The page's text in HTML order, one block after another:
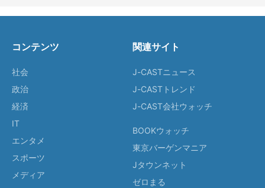
コンテンツ
社会
政治
経済
IT
エンタメ
スポーツ
メディア
関連サイト
J-CASTニュース
J-CASTトレンド
J-CAST会社ウォッチ
BOOKウォッチ
東京バーゲンマニア
Jタウンネット
ゼロまる